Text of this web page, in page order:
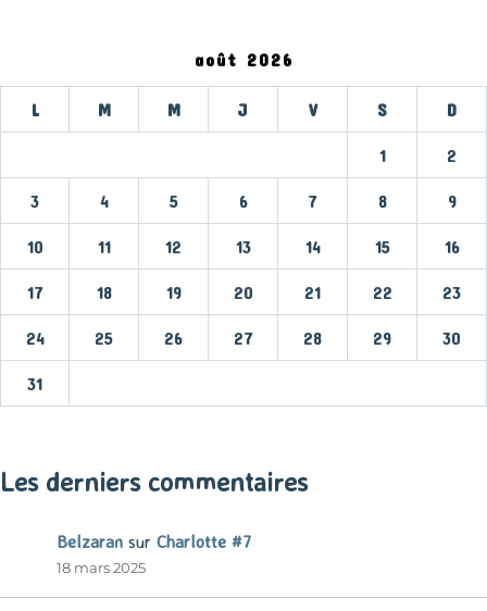
août 2026
L M M J V S D
1 2
3 4 5 6 7 8 9
10 11 12 13 14 15 16
17 18 19 20 21 22 23
24 25 26 27 28 29 30
31
Les derniers commentaires
Belzaran sur Charlotte #7
18 mars 2025